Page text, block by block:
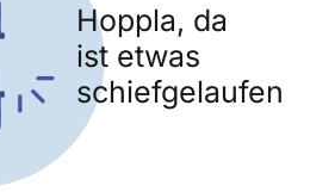
Hoppla, da
ist etwas
schiefgelaufen